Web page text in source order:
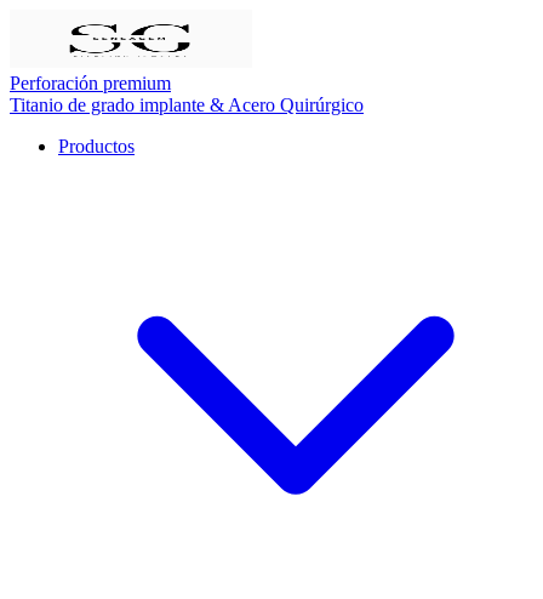
Perforación premium
Titanio de grado implante & Acero Quirúrgico
Productos